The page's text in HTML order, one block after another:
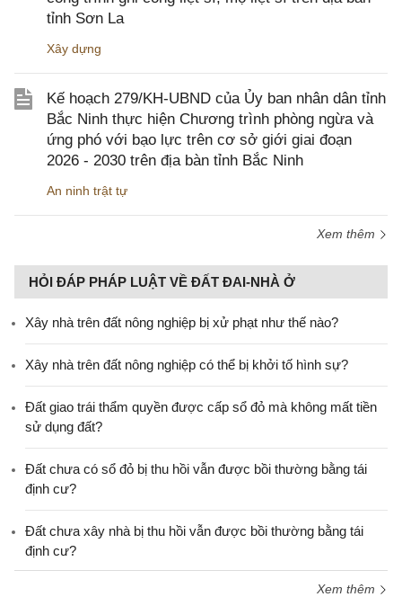
tỉnh Sơn La
Xây dựng
Kế hoạch 279/KH-UBND của Ủy ban nhân dân tỉnh
Bắc Ninh thực hiện Chương trình phòng ngừa và
ứng phó với bạo lực trên cơ sở giới giai đoạn
2026 - 2030 trên địa bàn tỉnh Bắc Ninh
An ninh trật tự
Xem thêm
HỎI ĐÁP PHÁP LUẬT VỀ ĐẤT ĐAI-NHÀ Ở
Xây nhà trên đất nông nghiệp bị xử phạt như thế nào?
Xây nhà trên đất nông nghiệp có thể bị khởi tố hình sự?
Đất giao trái thẩm quyền được cấp sổ đỏ mà không mất tiền
sử dụng đất?
Đất chưa có sổ đỏ bị thu hồi vẫn được bồi thường bằng tái
định cư?
Đất chưa xây nhà bị thu hồi vẫn được bồi thường bằng tái
định cư?
Xem thêm